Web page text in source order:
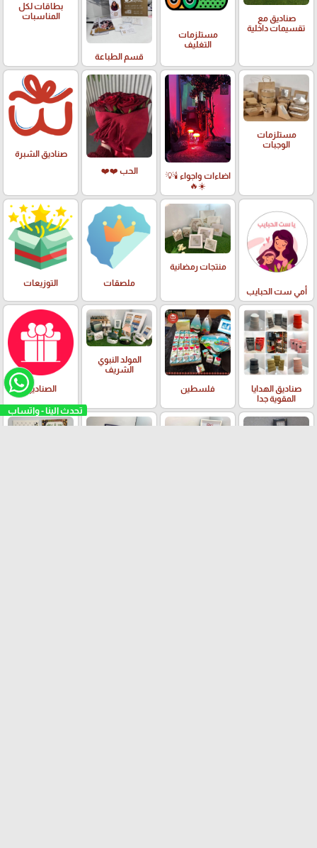
صناديق مع
تقسيمات داخلية
مستلزمات
التغليف
قسم الطباعة
بطاقات لكل
المناسبات
مستلزمات
الوجبات
اضاءات واجواء 🕯️💡
☀️🔥
الحب ❤️❤️
صناديق الشبرة
أمي ست الحبايب
منتجات رمضانية
ملصقات
التوزيعات
صناديق الهدايا
المقوية جدا
فلسطين
المولد النبوي
الشريف
الصناديق